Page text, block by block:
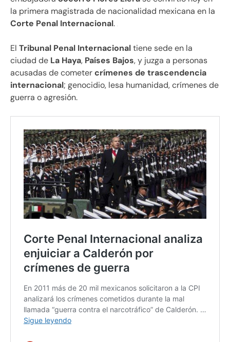
la primera magistrada de nacionalidad mexicana en la
Corte Penal Internacional.
El Tribunal Penal Internacionaltiene sede en la
ciudad de La Haya, Países Bajos, y juzga a personas
acusadas de cometercrímenes de trascendencia
internacional; genocidio, lesa humanidad, crímenes de
guerra o agresión.